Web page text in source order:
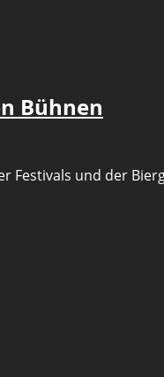
Bühnen
Festivals und der